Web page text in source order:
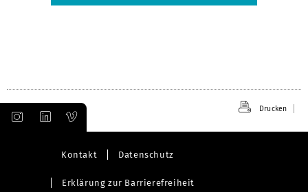
Drucken
Kontakt Datenschutz
Erklärung zur Barrierefreiheit